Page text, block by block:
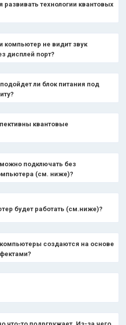
развивать технологии квантовых
компьютер не видит звук
дисплей порт?
ли блок питания под
квантовые
подключать без
(см. ниже)?
будет работать (см.ниже)?
создаются на основе